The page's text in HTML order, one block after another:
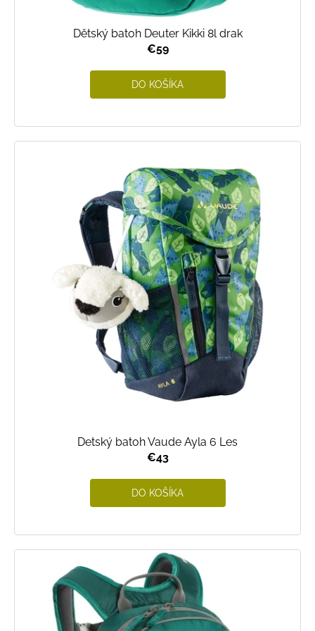
Dětský batoh Deuter Kikki 8l drak
€59
DO KOŠÍKA
Detský batoh Vaude Ayla 6 Les
€43
DO KOŠÍKA